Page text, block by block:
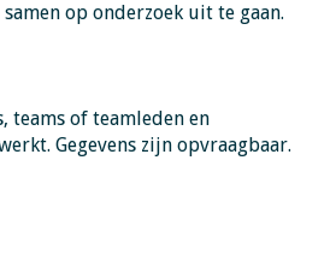
op onderzoek uit te gaan.
teams of teamleden en
Gegevens zijn opvraagbaar.